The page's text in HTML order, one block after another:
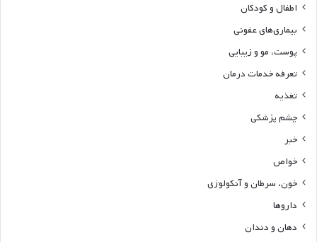
اطفال و کودکان
بیماری‌های عفونی
پوست، مو و زیبایی
تعرفه خدمات درمان
تغذیه
چشم پزشکی
خبر
خواص
خون، سرطان و آنکولوژی
داروها
دهان و دندان